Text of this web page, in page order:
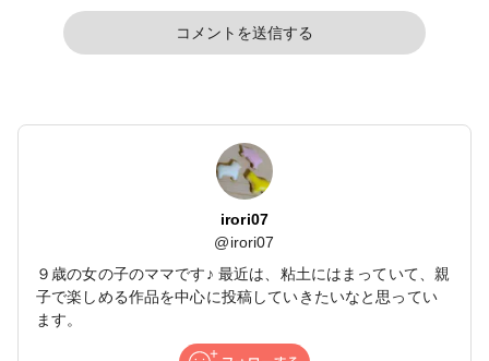
コメントを送信する
irori07
@irori07
９歳の女の子のママです♪ 最近は、粘土にはまっていて、親
子で楽しめる作品を中心に投稿していきたいなと思ってい
ます。